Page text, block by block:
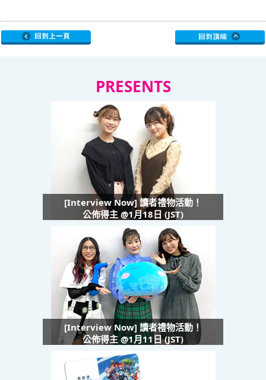
PRESENTS
[Interview Now] 讀者禮物活動！
公佈得主 @1月18日 (JST)
[Interview Now] 讀者禮物活動！
公佈得主 @1月11日 (JST)